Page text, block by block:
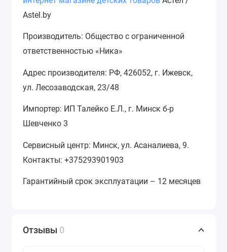
Astel.by
Производитель: Общество с ограниченной
ответственностью «Ника»
Адрес производителя: РФ, 426052, г. Ижевск,
ул. Лесозаводская, 23/48
Импортер: ИП Талейко Е.Л., г. Минск б-р
Шевченко 3
Сервисный центр: Минск, ул. Асаналиева, 9.
Контакты: +375293901903
Гарантийный срок эксплуатации – 12 месяцев
Отзывы 0